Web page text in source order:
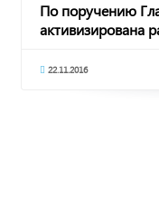
По поручению
активизирована
22.11.2016